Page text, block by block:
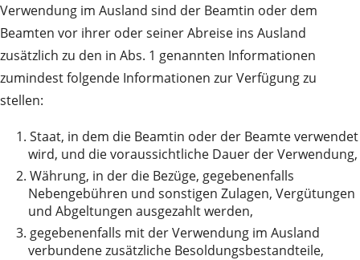
Verwendung im Ausland sind der Beamtin oder dem
Beamten vor ihrer oder seiner Abreise ins Ausland
zusätzlich zu den in Abs. 1 genannten Informationen
zumindest folgende Informationen zur Verfügung zu
stellen:
1. Staat, in dem die Beamtin oder der Beamte verwendet
wird, und die voraussichtliche Dauer der Verwendung,
2. Währung, in der die Bezüge, gegebenenfalls
Nebengebühren und sonstigen Zulagen, Vergütungen
und Abgeltungen ausgezahlt werden,
3. gegebenenfalls mit der Verwendung im Ausland
verbundene zusätzliche Besoldungsbestandteile,